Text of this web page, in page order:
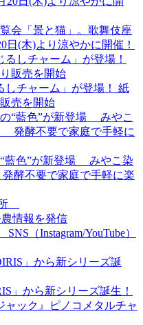
会「景と猫」。歌舞伎座
日(木)より涼やかに開催！
しチャーム」が登場！ 紙
売を開始
“藍色”が新登場 みやこ染
酵不要で家庭で手軽に楽
（Instagram/YouTube）
」から新シリーズ誕生！